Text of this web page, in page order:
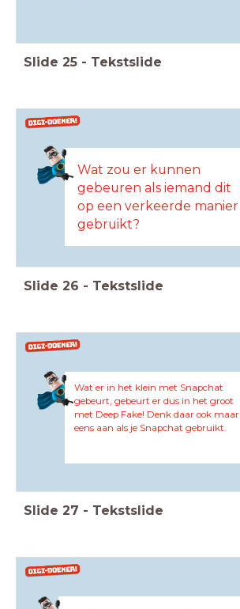
Slide 25 - Tekstslide
Wat zou er kunnen
gebeuren als iemand dit
op een verkeerde manier
gebruikt?
Slide 26 - Tekstslide
Wat er in het klein met Snapchat
gebeurt, gebeurt er dus in het groot
met Deep Fake! Denk daar ook maar
eens aan als je Snapchat gebruikt.
Slide 27 - Tekstslide